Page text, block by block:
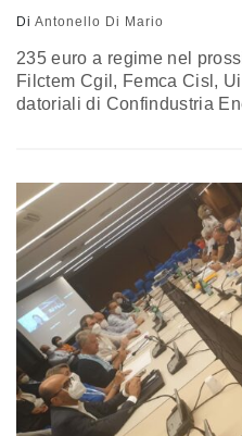
Di Antonello Di Mario
235 euro a regime nel
Filctem Cgil, Femca Cisl,
datoriali di Confindustria